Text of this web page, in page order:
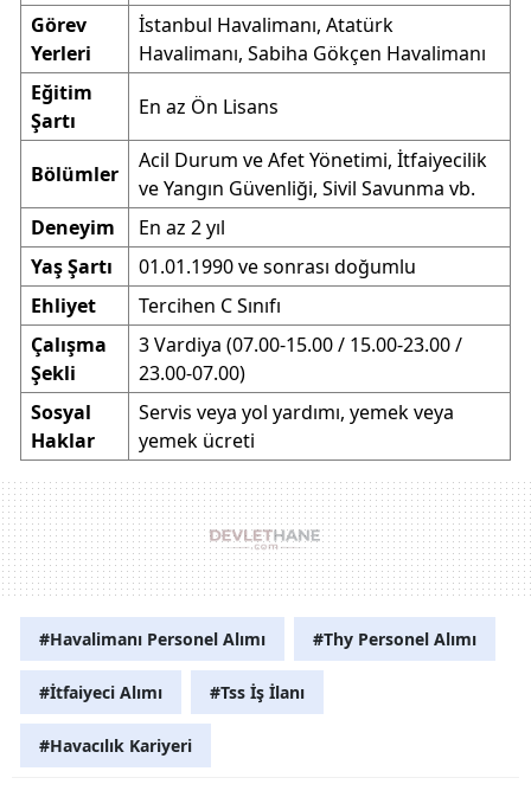
Görev
Yerleri
İstanbul Havalimanı, Atatürk
Havalimanı, Sabiha Gökçen Havalimanı
Eğitim
Şartı
En az Ön Lisans
Bölümler
Acil Durum ve Afet Yönetimi, İtfaiyecilik
ve Yangın Güvenliği, Sivil Savunma vb.
Deneyim
En az 2 yıl
Yaş Şartı
01.01.1990 ve sonrası doğumlu
Ehliyet
Tercihen C Sınıfı
Çalışma
Şekli
3 Vardiya (07.00-15.00 / 15.00-23.00 /
23.00-07.00)
Sosyal
Haklar
Servis veya yol yardımı, yemek veya
yemek ücreti
#Havalimanı Personel Alımı #Thy Personel Alımı
#İtfaiyeci Alımı #Tss İş İlanı
#Havacılık Kariyeri